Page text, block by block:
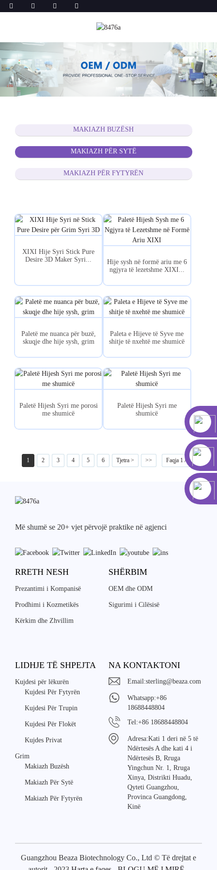
MAKIAZH BUZËSH
MAKIAZH PËR SYTË
MAKIAZH PËR FYTYRËN
XIXI Hije Syri Stick Pure
Desire 3D Maker Syri...
Hije sysh në formë ariu me 6
ngjyra të lezetshme XIXI...
Paletë me nuanca për buzë,
skuqje dhe hije sysh, grim
Paleta e Hijeve të Syve me
shitje të nxehtë me shumicë
Paletë Hijesh Syri me porosi
me shumicë
Paletë Hijesh Syri me
shumicë
1 2 3 4 5 6 Tjetra > >> Faqja 1 / 21
Më shumë se 20+ vjet përvojë praktike në agjenci
RRETH NESH
Prezantimi i Kompanisë
Prodhimi i Kozmetikës
Kërkim dhe Zhvillim
SHËRBIM
OEM dhe ODM
Sigurimi i Cilësisë
LIDHJE TË SHPEJTA
Kujdesi për lëkurën
Kujdesi Për Fytyrën
Kujdesi Për Trupin
Kujdesi Për Flokët
Kujdes Privat
Grim
Makiazh Buzësh
Makiazh Për Sytë
Makiazh Për Fytyrën
NA KONTAKTONI
Email:sterling@beaza.com
Whatsapp:+86
18688448804
Tel:+86 18688448804
Adresa:Kati 1 deri në 5 të
Ndërtesës A dhe kati 4 i
Ndërtesës B, Rruga
Yingchun Nr. 1, Rruga
Xinya, Distrikti Huadu,
Qyteti Guangzhou,
Provinca Guangdong,
Kinë
Guangzhou Beaza Biotechnology Co., Ltd © Të drejtat e